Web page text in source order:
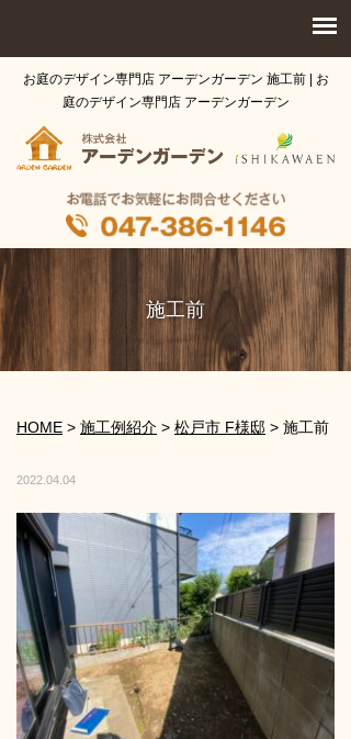
お庭のデザイン専門店 アーデンガーデン 施工前 | お
庭のデザイン専門店 アーデンガーデン
施工前
HOME > 施工例紹介 > 松戸市 F様邸 > 施工前
2022.04.04